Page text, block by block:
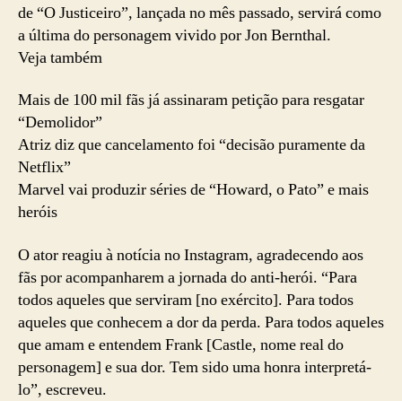
de “O Justiceiro”, lançada no mês passado, servirá como
a última do personagem vivido por Jon Bernthal.
Veja também
Mais de 100 mil fãs já assinaram petição para resgatar
“Demolidor”
Atriz diz que cancelamento foi “decisão puramente da
Netflix”
Marvel vai produzir séries de “Howard, o Pato” e mais
heróis
O ator reagiu à notícia no Instagram, agradecendo aos
fãs por acompanharem a jornada do anti-herói. “Para
todos aqueles que serviram [no exército]. Para todos
aqueles que conhecem a dor da perda. Para todos aqueles
que amam e entendem Frank [Castle, nome real do
personagem] e sua dor. Tem sido uma honra interpretá-
lo”, escreveu.